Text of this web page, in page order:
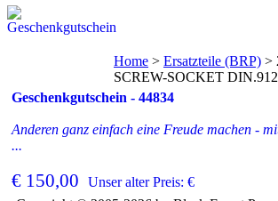
Geschenkgutschein - 44834
Anderen ganz einfach eine Freude machen -
...
€ 150,00 Unser alter Preis: €
Home > Ersatzteile (BRP) >
SCREW-SOCKET DIN.912